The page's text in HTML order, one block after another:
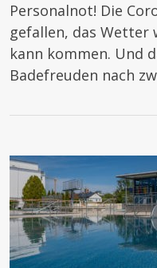
Personalnot! Die
gefallen, das Wetter
kann kommen. Und
Badefreuden nach